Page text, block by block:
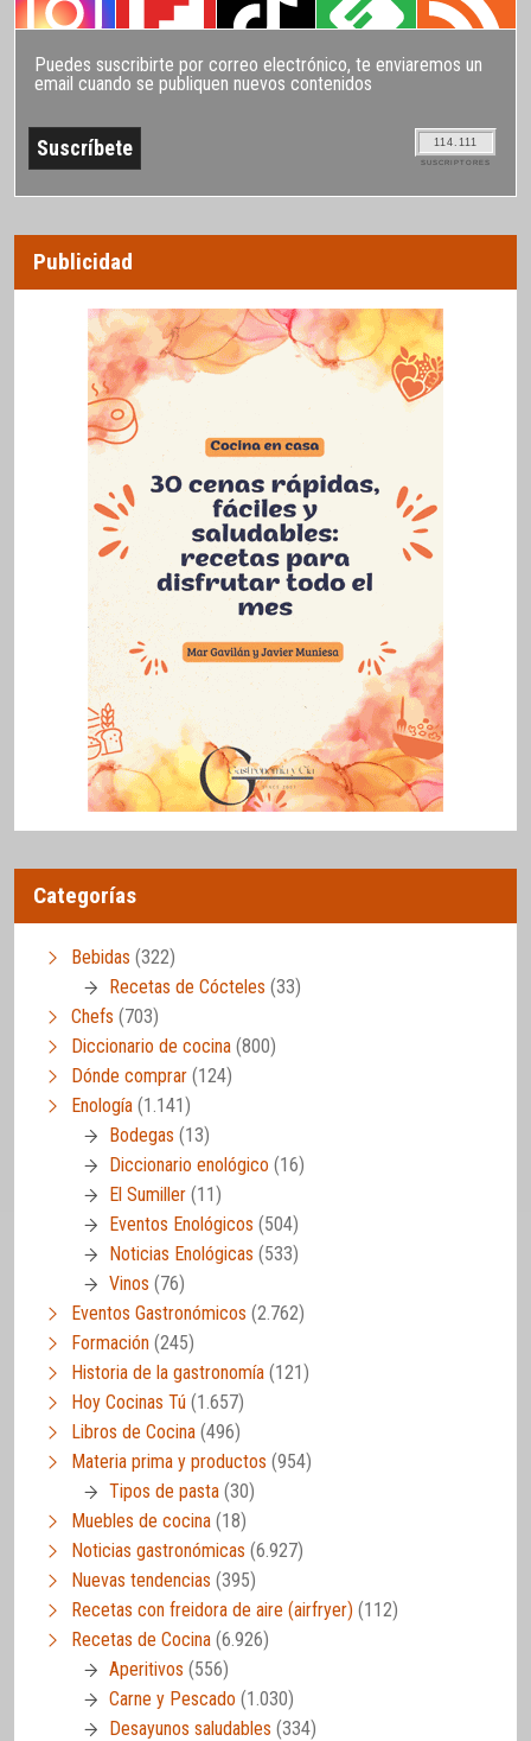
Puedes suscribirte por correo electrónico, te enviaremos un
email cuando se publiquen nuevos contenidos
114.111
SUSCRIPTORES
Publicidad
Categorías
Bebidas (322)
Recetas de Cócteles (33)
Chefs (703)
Diccionario de cocina (800)
Dónde comprar (124)
Enología (1.141)
Bodegas (13)
Diccionario enológico (16)
El Sumiller (11)
Eventos Enológicos (504)
Noticias Enológicas (533)
Vinos (76)
Eventos Gastronómicos (2.762)
Formación (245)
Historia de la gastronomía (121)
Hoy Cocinas Tú (1.657)
Libros de Cocina (496)
Materia prima y productos (954)
Tipos de pasta (30)
Muebles de cocina (18)
Noticias gastronómicas (6.927)
Nuevas tendencias (395)
Recetas con freidora de aire (airfryer) (112)
Recetas de Cocina (6.926)
Aperitivos (556)
Carne y Pescado (1.030)
Desayunos saludables (334)